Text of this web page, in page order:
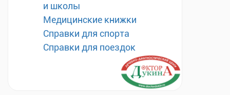
и школы
Медицинские книжки
Справки для спорта
Справки для поездок